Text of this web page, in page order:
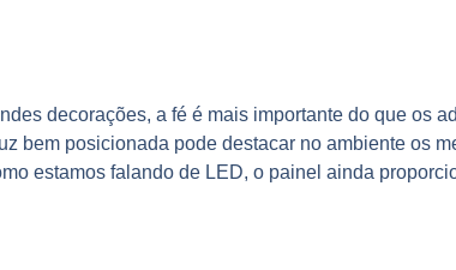
decorações, a fé é mais importante do que os
bem posicionada pode destacar no ambiente os
estamos falando de LED, o painel ainda